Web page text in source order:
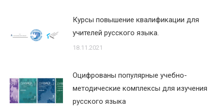
Курсы повышение квалификации для
учителей русского языка.
18.11.2021
Оцифрованы популярные учебно-
методические комплексы для изучения
русского языка